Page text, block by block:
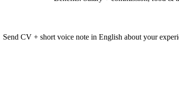
Send CV + short voice note in English about your